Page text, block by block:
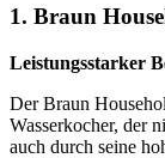
1. Braun
Leistungsstarker
Der Braun
Wasserkocher, der
auch durch seine